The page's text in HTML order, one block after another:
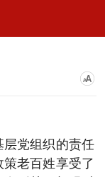
党组织的责任
老百姓享受了